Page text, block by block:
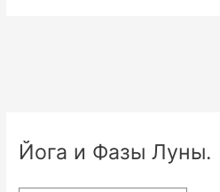
Йога и Фазы Луны.